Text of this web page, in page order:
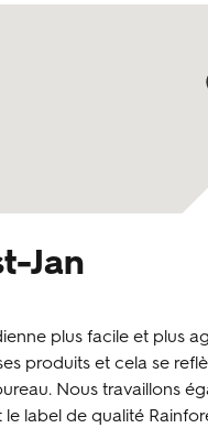
Jan
plus facile et plus
produits et cela se
Nous travaillons
label de qualité